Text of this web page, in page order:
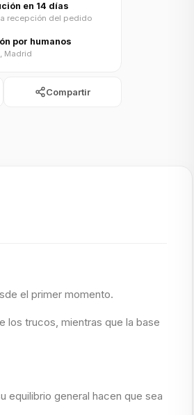
en 14 días
recepción del pedido
por humanos
Madrid
Compartir
el primer momento.
los trucos, mientras que la base
equilibrio general hacen que sea